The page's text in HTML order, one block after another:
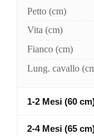
Petto (cm)
Vita (cm)
Fianco (cm)
Lung. cavallo
1-2 Mesi (60
2-4 Mesi (65